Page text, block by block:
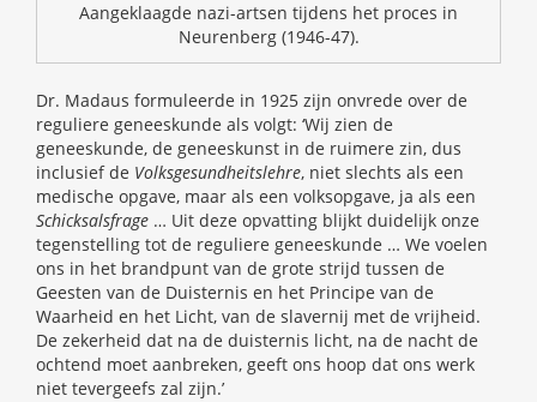
Aangeklaagde nazi-artsen tijdens het proces in
Neurenberg (1946-47).
Dr. Madaus formuleerde in 1925 zijn onvrede over de
reguliere geneeskunde als volgt: ‘Wij zien de
geneeskunde, de geneeskunst in de ruimere zin, dus
inclusief de Volksgesundheitslehre, niet slechts als een
medische opgave, maar als een volksopgave, ja als een
Schicksalsfrage … Uit deze opvatting blijkt duidelijk onze
tegenstelling tot de reguliere geneeskunde … We voelen
ons in het brandpunt van de grote strijd tussen de
Geesten van de Duisternis en het Principe van de
Waarheid en het Licht, van de slavernij met de vrijheid.
De zekerheid dat na de duisternis licht, na de nacht de
ochtend moet aanbreken, geeft ons hoop dat ons werk
niet tevergeefs zal zijn.’